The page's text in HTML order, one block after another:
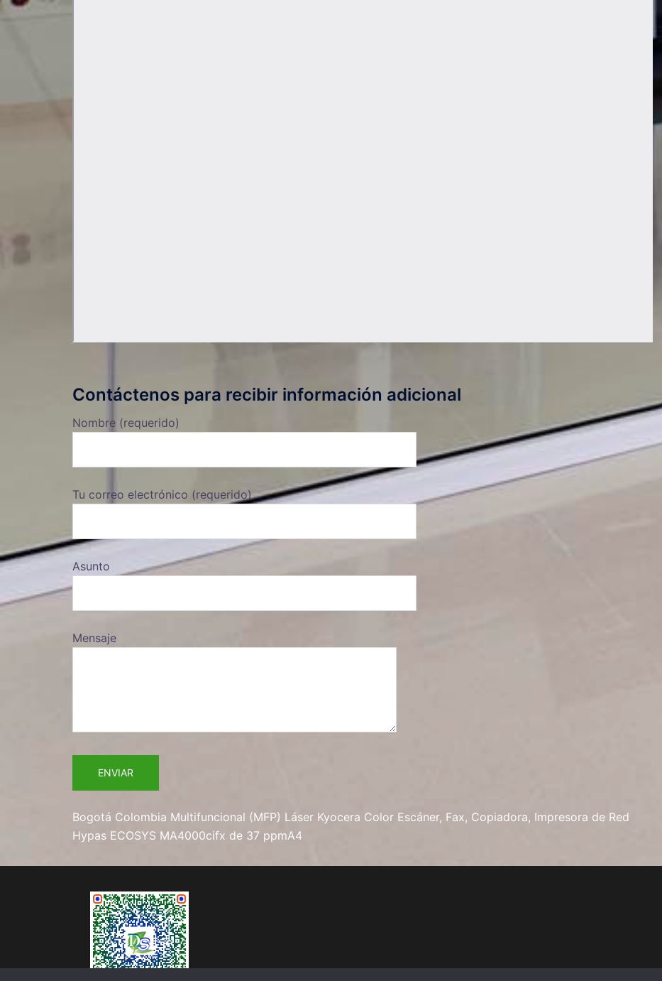
Contáctenos para recibir información adicional
Nombre (requerido)
Tu correo electrónico (requerido)
Asunto
Mensaje
Bogotá Colombia Multifuncional (MFP) Láser Kyocera Color Escáner, Fax, Copiadora, Impresora de Red
Hypas ECOSYS MA4000cifx de 37 ppmA4